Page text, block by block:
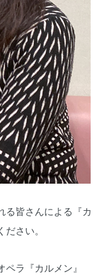
皆さんによる『カ
さい。
ラ『カルメン』